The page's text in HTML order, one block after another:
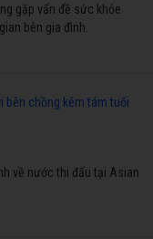
gặp vấn đề sức khỏe
bên gia đình.
bên chồng kém tám tuổi
về nước thi đấu tại Asian